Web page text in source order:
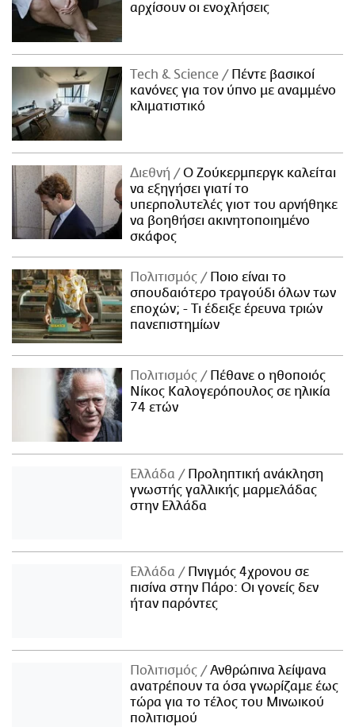
αρχίσουν οι ενοχλήσεις
Τech & Science
Πέντε βασικοί
κανόνες για τον ύπνο με αναμμένο
κλιματιστικό
Διεθνή
Ο Ζούκερμπεργκ καλείται
να εξηγήσει γιατί το
υπερπολυτελές γιοτ του αρνήθηκε
να βοηθήσει ακινητοποιημένο
σκάφος
Πολιτισμός
Ποιο είναι το
σπουδαιότερο τραγούδι όλων των
εποχών; - Τι έδειξε έρευνα τριών
πανεπιστημίων
Πολιτισμός
Πέθανε ο ηθοποιός
Νίκος Καλογερόπουλος σε ηλικία
74 ετών
Ελλάδα
Προληπτική ανάκληση
γνωστής γαλλικής μαρμελάδας
στην Ελλάδα
Ελλάδα
Πνιγμός 4χρονου σε
πισίνα στην Πάρο: Οι γονείς δεν
ήταν παρόντες
Πολιτισμός
Ανθρώπινα λείψανα
ανατρέπουν τα όσα γνωρίζαμε έως
τώρα για το τέλος του Μινωικού
πολιτισμού